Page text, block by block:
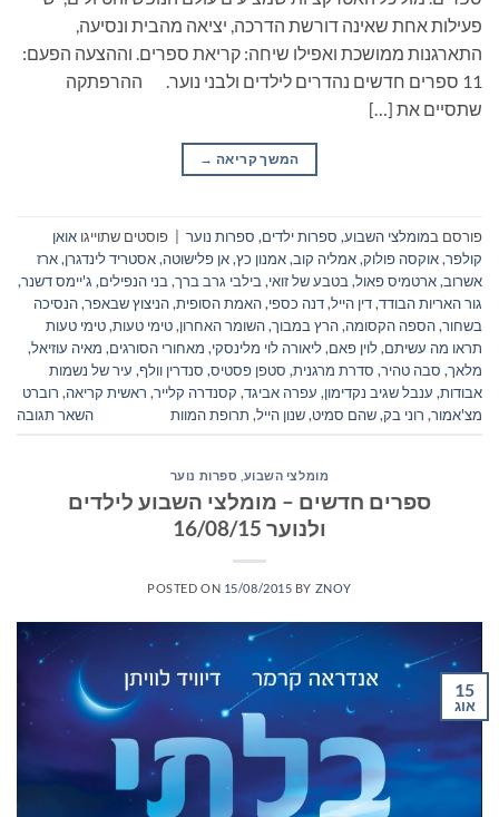
פעילות אחת שאינה דורשת הדרכה, יציאה מהבית ונסיעה,
התארגנות ממושכת ואפילו שיחה: קריאת ספרים. וההצעה הפעם:
11 ספרים חדשים נהדרים לילדים ולבני נוער. ההרפתקה
שתסיים את […]
המשך קריאה →
פורסם במומלצי השבוע, ספרות ילדים, ספרות נוער | פוסטים שתוייגו אואן
קולפר,אוקסה פולוק,אמליה קוב,אמנון כץ,אן פלישוטה,אסטריד לינדגרן,ארז
אשרוב,ארטמיס פאול, בטבע של זואי, בילבי גרב ברך, בני הנפילים, ג'יימס דשנר,
גור האריות הבודד,דין הייל,דנה כספי,האמת הסופית,הניצוץ שבאפר,הנסיכה
בשחור,הספה הקסומה,הרץ במבוך,השומר האחרון,טימי טעות,טימי טעות
תראו מה עשיתם,לוין פאם,ליאורה לוי מלינסקי, מאחורי הסורגים, מאיה עוזיאל,
מלאך, סבה טהיר, סדרת מרגנית, סטפן פסטיס, סנדרין וולף, עיר של נשמות
אבודות, ענבל שגיב נקדימון, עפרה אביגד, קסנדרה קלייר, ראשית קריאה, רוברט
מצ'אמור, רוני בק,שהם סמיט,שנון הייל, תרופת המוות השאר תגובה
מומלצי השבוע ספרות נוער
ספרים חדשים – מומלצי השבוע לילדים
ולנוער 16/08/15
POSTED ON 15/08/2015 BY ZNOY
15
אוג